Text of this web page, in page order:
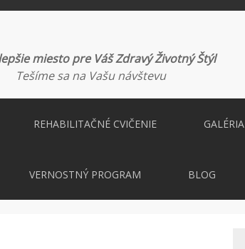
miesto pre Váš Zdravý Životný Štýl
Tešíme sa na Vašu návštevu
REHABILITAČNÉ CVIČENIE GALÉRIA
VERNOSTNÝ PROGRAM BLOG